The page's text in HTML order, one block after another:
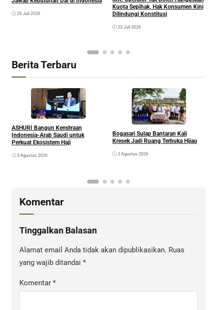
26 Juli 2026
Kuota Sepihak, Hak Konsumen Kini
Dilindungi Konstitusi
23 Juli 2026
Berita Terbaru
Agama
ASHURI Bangun Kemitraan
Indonesia-Arab Saudi untuk
Perkuat Ekosistem Haji
3 Agustus 2026
Kesra
Bogasari Sulap Bantaran Kali
Kresek Jadi Ruang Terbuka Hijau
3 Agustus 2026
Komentar
Tinggalkan Balasan
Alamat email Anda tidak akan dipublikasikan. Ruas
yang wajib ditandai *
Komentar *